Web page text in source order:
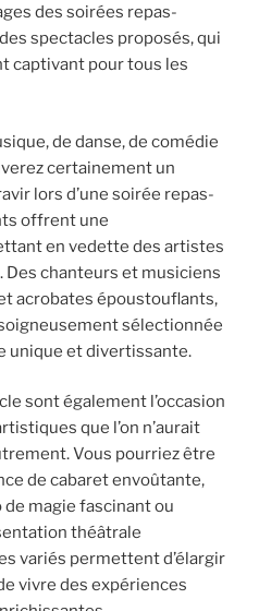
des soirées repas-
spectacles proposés, qui
captivant pour tous les
de danse, de comédie
certainement un
lors d’une soirée repas-
offrent une
en vedette des artistes
chanteurs et musiciens
acrobates époustouflants,
sélectionnée
unique et divertissante.
sont également l’occasion
que l’on n’aurait
Vous pourriez être
de cabaret envoûtante,
magie fascinant ou
théâtrale
variés permettent d’élargir
vivre des expériences